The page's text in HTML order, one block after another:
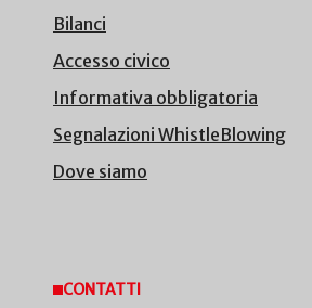
Bilanci
Accesso civico
Informativa obbligatoria
Segnalazioni WhistleBlowing
Dove siamo
CONTATTI